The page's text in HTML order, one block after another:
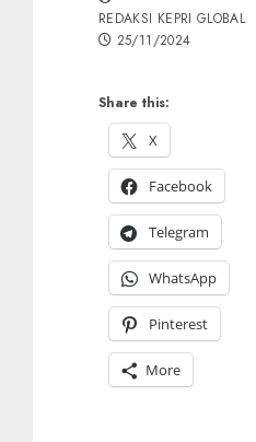
Share this:
X
Facebook
Telegram
WhatsApp
Pinterest
More
REDAKSI KEPRI GLOBAL
25/11/2024